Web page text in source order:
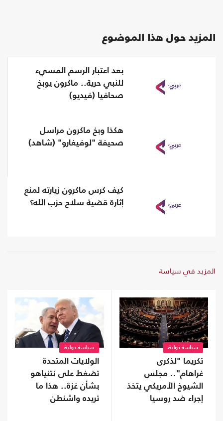
المزيد حول هذا الموضوع
بعد اعتبار الرسم المسيء
للنبي حرية.. ماكرون يوبخ
صحافيا (فيديو)
هكذا وبخ ماكرون مراسل
صحيفة "لوفيغارو" (شاهد)
كيف كرس ماكرون زيارته لمنع
إثارة قضية سلاح حزب الله؟
المزيد في سياسة
سياسة دولية
تكريما "لذكرى
غراهام".. مجلس
الشيوخ الأمريكي يتخذ
إجراء ضد روسيا
سياسة دولية
الولايات المتحدة
تضغط على نتنياهو
بشأن غزة.. هذا ما
تريده واشنطن